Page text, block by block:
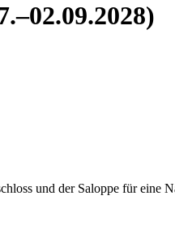
und der Saloppe für